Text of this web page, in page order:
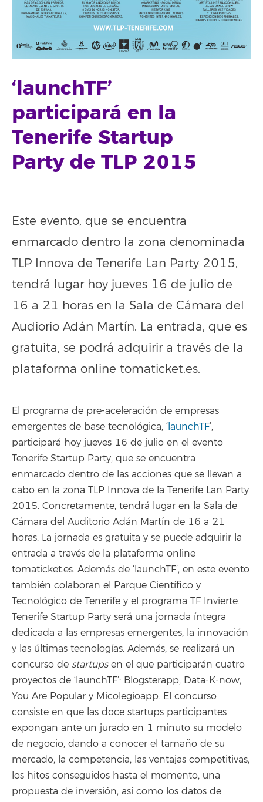
‘launchTF’
participará en la
Tenerife Startup
Party de TLP 2015
Este evento, que se encuentra
enmarcado dentro la zona denominada
TLP Innova de Tenerife Lan Party 2015,
tendrá lugar hoy jueves 16 de julio de
16 a 21 horas en la Sala de Cámara del
Audiorio Adán Martín. La entrada, que es
gratuita, se podrá adquirir a través de la
plataforma online tomaticket.es.
El programa de pre-aceleración de empresas
emergentes de base tecnológica, ‘launchTF’,
participará hoy jueves 16 de julio en el evento
Tenerife Startup Party, que se encuentra
enmarcado dentro de las acciones que se llevan a
cabo en la zona TLP Innova de la Tenerife Lan Party
2015. Concretamente, tendrá lugar en la Sala de
Cámara del Auditorio Adán Martín de 16 a 21
horas. La jornada es gratuita y se puede adquirir la
entrada a través de la plataforma online
tomaticket.es. Además de ‘launchTF’, en este evento
también colaboran el Parque Científico y
Tecnológico de Tenerife y el programa TF Invierte.
Tenerife Startup Party será una jornada íntegra
dedicada a las empresas emergentes, la innovación
y las últimas tecnologías. Además, se realizará un
concurso de startupsen el que participarán cuatro
proyectos de ‘launchTF’: Blogsterapp, Data-K-now,
You Are Popular y Micolegioapp. El concurso
consiste en que las doce startups participantes
expongan ante un jurado en 1 minuto su modelo
de negocio, dando a conocer el tamaño de su
mercado, la competencia, las ventajas competitivas,
los hitos conseguidos hasta el momento, una
propuesta de inversión, así como los datos de